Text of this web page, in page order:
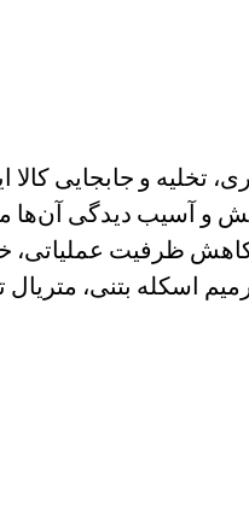
و جابجایی کالا
و آسیب دیدگی آن‌ها
ظرفیت عملیاتی،
اسکله بتنی، متریال